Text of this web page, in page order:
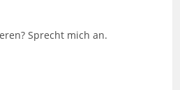
Sprecht mich an.